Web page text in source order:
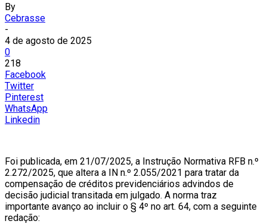
By
Cebrasse
-
4 de agosto de 2025
0
218
Facebook
Twitter
Pinterest
WhatsApp
Linkedin
Foi publicada, em 21/07/2025, a Instrução Normativa RFB n.º
2.272/2025, que altera a IN n.º 2.055/2021 para tratar da
compensação de créditos previdenciários advindos de
decisão judicial transitada em julgado. A norma traz
importante avanço ao incluir o § 4º no art. 64, com a seguinte
redação: